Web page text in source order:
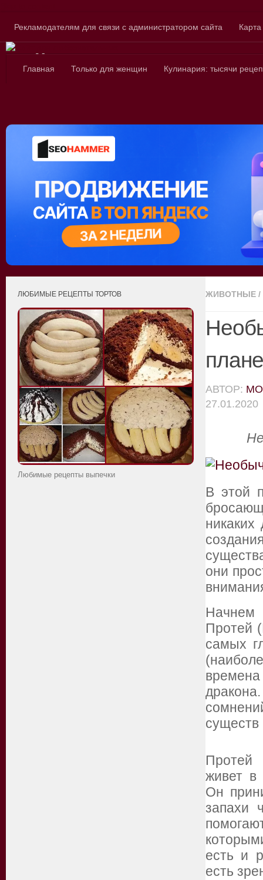
Рекламодателям для связи с администратором сайта
Сайт для
Главная Только для женщин Кулинария: тысячи
ЖИВОТНЫЕ /
АВТОР:
27.01.2020
В этой
никаких
они
Начнем
Протей
самых
существ
Протей
живет в
Он
запахи
есть и
есть
ЛЮБИМЫЕ РЕЦЕПТЫ ТОРТОВ
Любимые рецепты выпечки